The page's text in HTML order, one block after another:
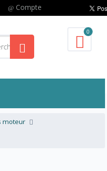
Compte
0
moteur